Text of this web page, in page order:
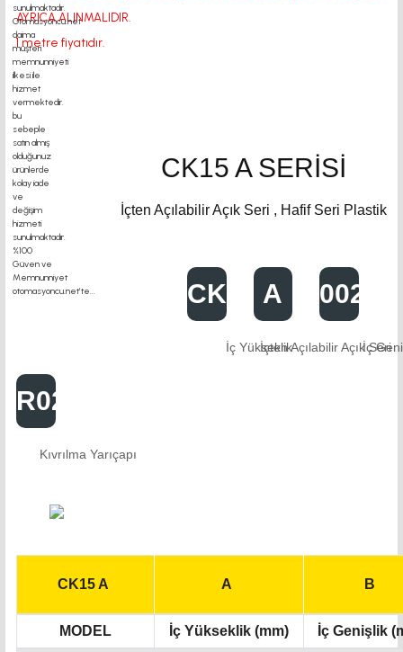
AYRICA ALINMALIDIR.
1 metre fiyatıdır.
CK15 A SERİSİ
İçten Açılabilir Açık Seri , Hafif Seri Plastik
CK15
İç Yükseklik
A
İçten Açılabilir Açık Seri
0020
İç
R025
Kıvrılma Yarıçapı
CK15 A A B
MODEL İç Yükseklik (mm) İç Genişlik